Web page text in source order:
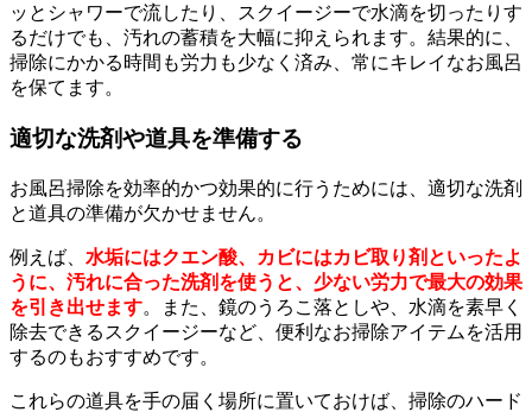
ッとシャワーで流したり、スクイージーで水滴を切ったりす
るだけでも、汚れの蓄積を大幅に抑えられます。結果的に、
掃除にかかる時間も労力も少なく済み、常にキレイなお風呂
を保てます。
適切な洗剤や道具を準備する
お風呂掃除を効率的かつ効果的に行うためには、適切な洗剤
と道具の準備が欠かせません。
例えば、 水垢にはクエン酸、カビにはカビ取り剤といったよ
うに、汚れに合った洗剤を使うと、少ない労力で最大の効果
を引き出せます。また、鏡のうろこ落としや、水滴を素早く
除去できるスクイージーなど、便利なお掃除アイテムを活用
するのもおすすめです。
これらの道具を手の届く場所に置いておけば、掃除のハード